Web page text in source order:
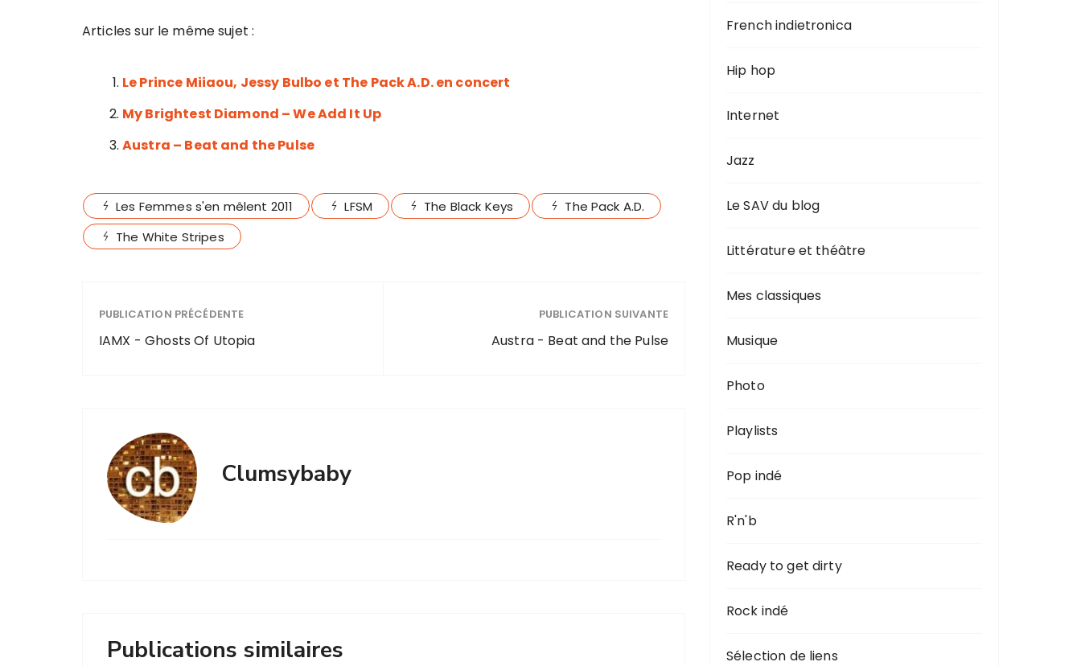
Articles sur le même sujet :
Le Prince Miiaou, Jessy Bulbo et The Pack A.D. en concert
My Brightest Diamond – We Add It Up
Austra – Beat and the Pulse
Les Femmes s'en mêlent 2011 LFSM The Black Keys
The Pack A.D.
The White Stripes
PUBLICATION PRÉCÉDENTE
IAMX - Ghosts Of Utopia
PUBLICATION SUIVANTE
Austra - Beat and the Pulse
Clumsybaby
Publications similaires
French indietronica
Hip hop
Internet
Jazz
Le SAV du blog
Littérature et théâtre
Mes classiques
Musique
Photo
Playlists
Pop indé
R'n'b
Ready to get dirty
Rock indé
Sélection de liens